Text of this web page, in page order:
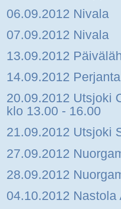
06.09.2012 Nivala
07.09.2012 Nivala
13.09.2012
14.09.2012
20.09.2012 Utsjoki
klo 13.00 - 16.00
21.09.2012 Utsjoki
27.09.2012
28.09.2012
04.10.2012 Nastola